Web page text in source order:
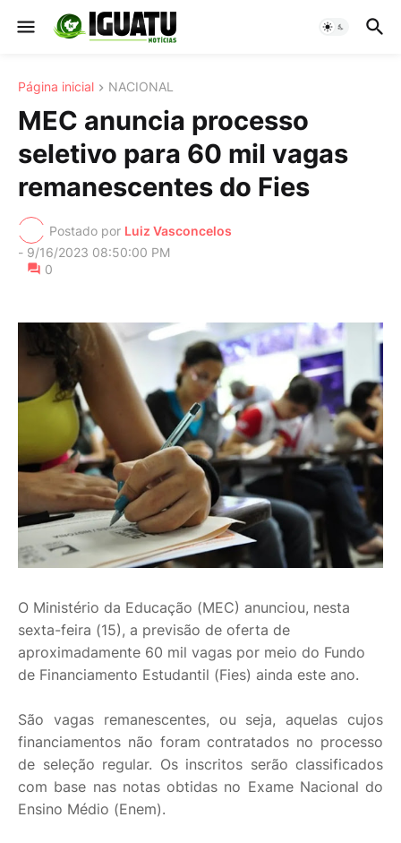
Página inicial NACIONAL
MEC anuncia processo
seletivo para 60 mil vagas
remanescentes do Fies
Postado por Luiz Vasconcelos
- 9/16/2023 08:50:00 PM
0
O Ministério da Educação (MEC) anunciou, nesta
sexta-feira (15), a previsão de oferta de
aproximadamente 60 mil vagas por meio do Fundo
de Financiamento Estudantil (Fies) ainda este ano.
São vagas remanescentes, ou seja, aquelas cujos
financiamentos não foram contratados no processo
de seleção regular. Os inscritos serão classificados
com base nas notas obtidas no Exame Nacional do
Ensino Médio (Enem).